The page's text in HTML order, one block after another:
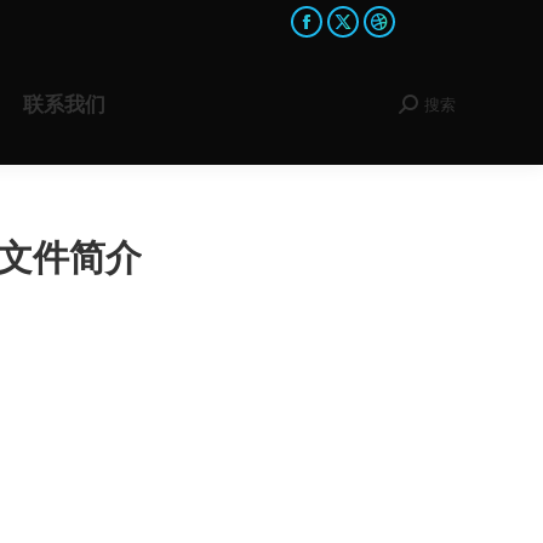
Facebook
new
X
new
Dribbble
opens
new
联系我们 Search:
搜索
件简介